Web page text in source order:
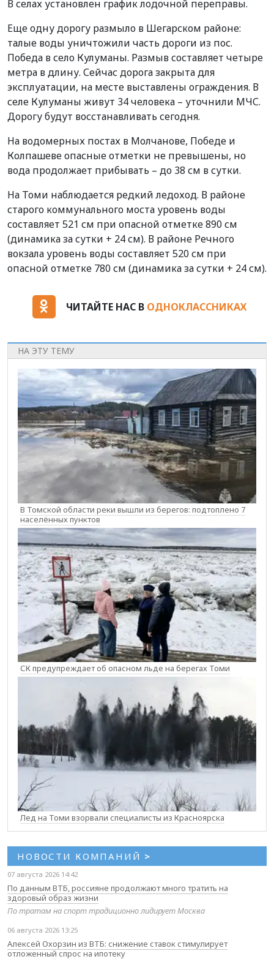
В селах установлен график лодочной переправы.
Еще одну дорогу размыло в Шегарском районе:
талые воды уничтожили часть дороги из пос.
Победа в село Кулуманы. Размыв составляет четыре
метра в длину. Сейчас дорога закрыта для
эксплуатации, на месте выставлены ограждения. В
селе Кулуманы живут 34 человека – уточнили МЧС.
Дорогу будут восстанавливать сегодня.
На водомерных постах в Молчанове, Победе и
Колпашеве опасные отметки не превышены, но
вода продолжает прибывать – до 38 см в сутки.
На Томи наблюдается редкий ледоход. В районе
старого коммунального моста уровень воды
составляет 521 см при опасной отметке 890 см
(динамика за сутки + 24 см). В районе Речного
вокзала уровень воды составляет 520 см при
опасной отметке 780 см (динамика за сутки + 24 см).
ЧИТАЙТЕ НАС В ОДНОКЛАССНИКАХ
НА ЭТУ ТЕМУ
В Томской области реки вышли из берегов: подтоплено 7
населённых пунктов
СК предупреждает об опасном льде на берегах Томи
Лед на Томи взорвали специалисты из Красноярска
НОВОСТИ КОМПАНИЙ >
07 августа 2026 14:42
По данным ВТБ, россияне продолжают много тратить на
здоровый образ жизни
По тратам на спорт традиционно лидирует Москва
06 августа 2026 13:25
Алексей Охорзин из ВТБ: снижение ставок стимулирует
отложенный спрос на ипотеку